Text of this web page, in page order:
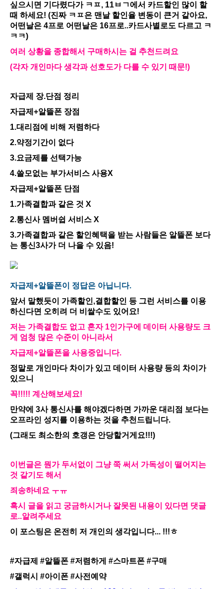
싶으시면 기다렸다가 ㅋㅍ, 11ㅂㄱ에서 카드할인 많이 할
때 하세요! (진짜 ㅋㅍ은 맨날 할인율 변동이 큰거 같아요,
어떤날은 4프로 어떤날은 16프로..카드사별로도 다르고 ㅋ
ㅋㅋ)
여러 상황을 종합해서 구매하시는 걸 추천드려요
(각자 개인마다 생각과 선호도가 다를 수 있기 때문!)
자급제 장.단점 정리
자급제+알뜰폰 장점
1.대리점에 비해 저렴하다
2.약정기간이 없다
3.요금제를 선택가능
4.쓸모없는 부가서비스 사용X
자급제+알뜰폰 단점
1.가족결합과 같은 것 X
2.통신사 멤버쉽 서비스 X
3.가족결합과 같은 할인혜택을 받는 사람들은 알뜰폰 보다
는 통신3사가 더 나을 수 있음!
자급제+알뜰폰이 정답은 아닙니다.
앞서 말했듯이 가족할인,결합할인 등 그런 서비스를 이용
하신다면 오히려 더 비쌀수도 있어요!
저는 가족결합도 없고 혼자 1인가구에 데이터 사용량도 크
게 엄청 많은 수준이 아니라서
자급제+알뜰폰을 사용중입니다.
정말로 개인마다 차이가 있고 데이터 사용량 등의 차이가
있으니
꼭!!!!! 계산해보세요!
만약에 3사 통신사를 해야겠다하면 가까운 대리점 보다는
오프라인 성지를 이용하는 것을 추천드립니다.
(그래도 최소한의 호갱은 안당할거게요!!!)
이번글은 뭔가 두서없이 그냥 쭉 써서 가독성이 떨어지는
것 같기도 해서
죄송하네요 ㅜㅠ
혹시 글을 읽고 궁금하시거나 잘못된 내용이 있다면 댓글
로..알려주세요
이 포스팅은 온전히 저 개인의 생각입니다... !!!ㅎ
#자급제 #알뜰폰 #저렴하게 #스마트폰 #구매
#갤럭시 #아이폰 #사전예약